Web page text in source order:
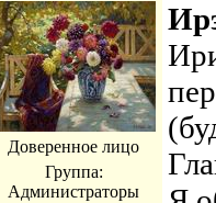
Доверенное лицо
Группа:
Администраторы